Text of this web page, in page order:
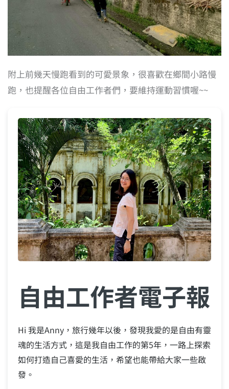
附上前幾天慢跑看到的可愛景象，很喜歡在鄉間小路慢
跑，也提醒各位自由工作者們，要維持運動習慣喔~~
自由工作者電子報
Hi 我是Anny，旅行幾年以後，發現我愛的是自由有靈
魂的生活方式，這是我自由工作的第5年，一路上探索
如何打造自己喜愛的生活，希望也能帶給大家一些啟
發。